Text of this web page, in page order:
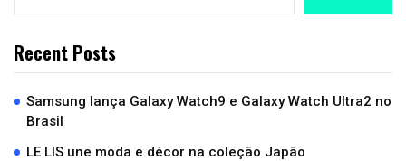
Recent Posts
Samsung lança Galaxy Watch9 e Galaxy Watch Ultra2 no
Brasil
LE LIS une moda e décor na coleção Japão